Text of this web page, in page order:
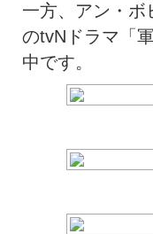
一方、アン・ボ
のtvNドラマ「
中です。